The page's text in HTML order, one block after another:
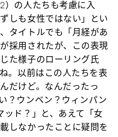
の人たちも考慮に入
しも女性ではない」 とい
タイトルでも「月経があ
採用されたが、この表現
た様子のローリング氏
。以前はこの人たちを表
だけど。なんだったっ
？ウンベン？ウィンパン
ド？」と、あえて「女
しなかったことに疑問を